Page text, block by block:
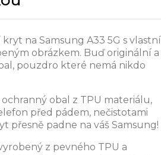
na Samsung A33 5G s vlastní
obrázkem. Buď originální a
pouzdro které nemá nikdo
obal z TPU materiálu,
před pádem, nečistotami
přesně padne na váš Samsung!
z pevného TPU a